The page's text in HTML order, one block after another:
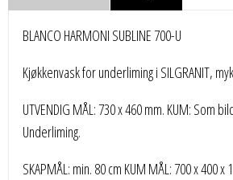
BLANCO HARMONI SUBLINE 700-U
Kjøkkenvask for underliming i SILGRANIT,
UTVENDIG MÅL: 730 x 460 mm. KUM: Som
Underliming.
SKAPMÅL: min. 80 cm KUM MÅL: 700 x 400